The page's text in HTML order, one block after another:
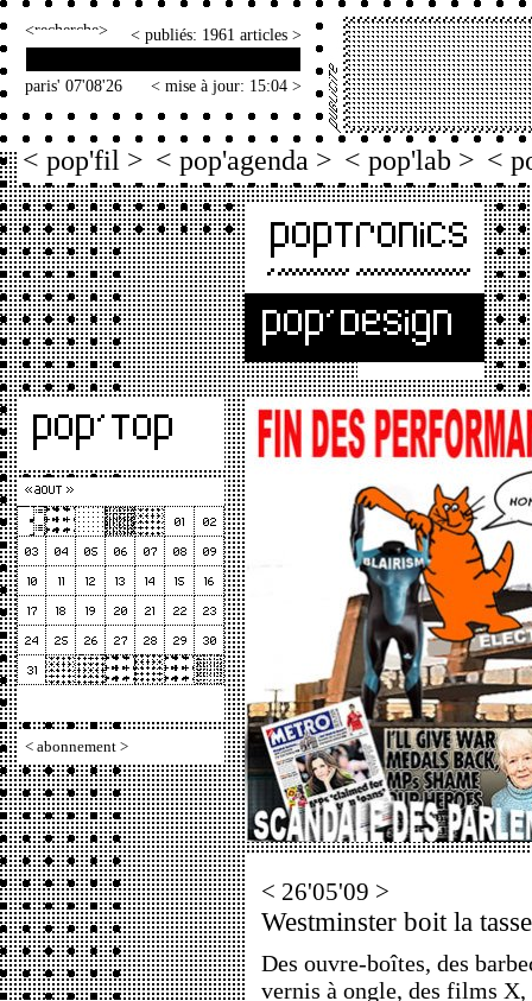
< > < publiés: 1961 articles >
paris' 07'08'26 < mise à jour: 15:04 >
< pop'fil > < pop'agenda > < pop'lab > <
< abonnement >
< 26'05'09 >
Westminster boit la tasse
Des ouvre-boîtes, des
vernis à ongle, des films